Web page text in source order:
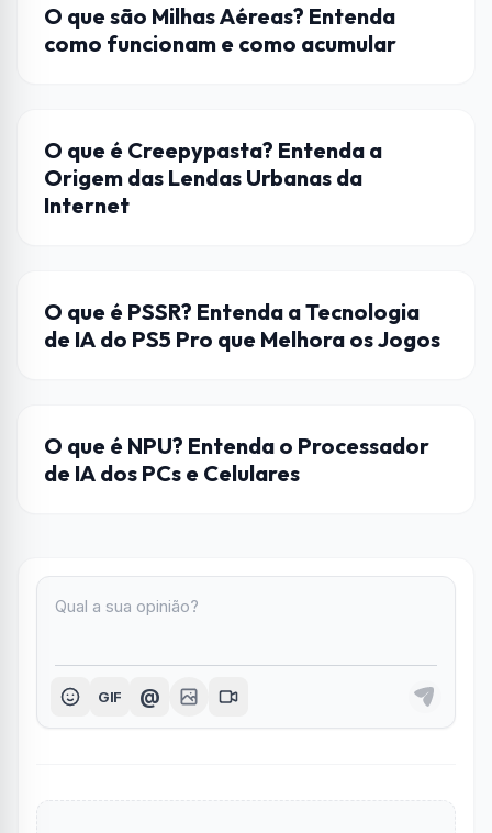
HARDWARE
O que são Milhas Aéreas? Entenda
como funcionam e como acumular
CULTURA POP
O que é Creepypasta? Entenda a
Origem das Lendas Urbanas da
Internet
HARDWARE
O que é PSSR? Entenda a Tecnologia
de IA do PS5 Pro que Melhora os Jogos
HARDWARE
O que é NPU? Entenda o Processador
de IA dos PCs e Celulares
GIF @